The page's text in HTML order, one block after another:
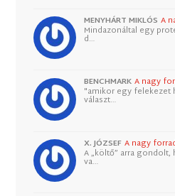
MENYHÁRT MIKLÓS A
Mindazonáltal egy
d…
BENCHMARK A nagy
"amikor egy felekezet
választ…
X. JÓZSEF A nagy
A „költő” arra
va…